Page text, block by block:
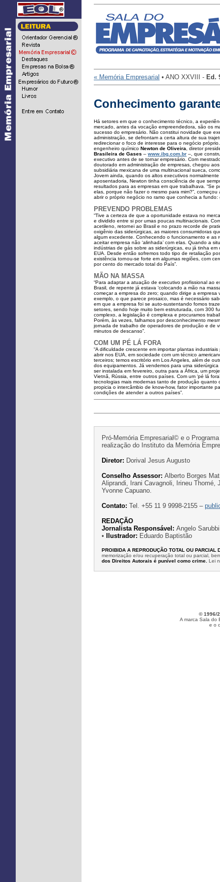
« Memória Empresarial • ANO XXVIII - Ed.
Conhecimento
Há setores em que o conhecimento técnico, a
mercado, antes da vocação empreendedora, são os
sucesso do empresário. Não constitui novidade que
administração, se defrontam a certa altura de sua
redirecionar o foco de interesse para o negócio
engenheiro químico Newton de Oliveira , diretor
Brasileira de Gases – www.ibg.com.br –, que
executivo antes de se tornar empresário. Com
doutorado em administração de empresas, chegou
subsidiária mexicana de uma multinacional sueca,
Jovem ainda, quando os altos executivos
aposentadoria, Newton tinha consciência de que
resultados para as empresas em que trabalhava. “Se
elas, porque não fazer o mesmo para mim?”,
abrir o próprio negócio no ramo que conhecia a fundo:
PREVENDO PROBLEMAS
“Tive a certeza de que a oportunidade estava no
e dividido entre si por umas poucas multinacionais.
acetileno, retornei ao Brasil e no prazo recorde de
oxigênio das siderúrgicas, as maiores consumidoras
algum excedente. Conhecendo o funcionamento e as
aceitar empresa não ‘alinhada’ com elas. Quando a
indústrias de gás sobre as siderúrgicas, eu já tinha
EUA. Desde então sofremos todo tipo de retaliação
existência tornou-se forte em algumas regiões, com
por cento do mercado total do País”.
MÃO NA MASSA
“Para adaptar a atuação de executivo profissional ao
Brasil, de repente já estava ‘colocando a mão na
começar a empresa do zero; quando dirige a
exemplo, o que parece prosaico, mas é necessário
em que a empresa foi se auto-sustentando fomos
setores, sendo hoje muito bem estruturada, com 300
complexo, a legislação é complexa e procuramos
Porém, às vezes, falhamos por desconhecimento
jornada de trabalho de operadores de produção e de
minutos de descanso”.
COM UM PÉ LÁ FORA
“A dificuldade crescente em importar plantas
abrir nos EUA, em sociedade com um técnico
terceiros; temos escritório em Los Angeles, além de
dos equipamentos. Já vendemos para uma
ser instalada em fevereiro, outra para a África, um
Vietnã, Rússia, entre outros países. Com um ‘pé lá
tecnologias mais modernas tanto de produção
propicia o intercâmbio de know-how, fator importante
condições de atender a outros países”.
Pró-Memória Empresarial© e o
realização do Instituto da Memória
Diretor: Dorival Jesus Augusto
Conselho Assessor: Alberto Borges
Aliprandi, Irani Cavagnoli, Irineu Thomé,
Yvonne Capuano.
Contato: Tel. +55 11 9 9998-2155 –
REDAÇÃO
Jornalista Responsável: Angelo
•
Ilustrador: Eduardo Baptistão
PROIBIDA A REPRODUÇÃO TOTAL OU PARCIAL
memorização e/ou recuperação total ou parcial,
dos Direitos Autorais é punível como crime. Lei
© 1996/
A marca Sala do
e o